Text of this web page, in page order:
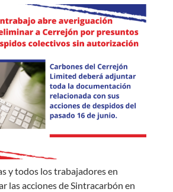
y todos los trabajadores en
las acciones de Sintracarbón en